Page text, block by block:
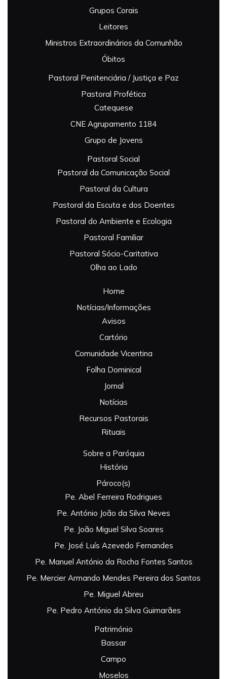
Grupos Corais
Leitores
Ministros Extraordinários da Comunhão
Óbitos
Pastoral Penitenciária / Justiça e Paz
Pastoral Profética
Catequese
CNE Agrupamento 1184
Grupo de Jovens
Pastoral Social
Pastoral da Comunicação Social
Pastoral da Cultura
Pastoral da Escuta e dos Doentes
Pastoral do Ambiente e Ecologia
Pastoral Familiar
Pastoral Sócio-Caritativa
Olha ao Lado
Home
Notícias/Informações
Avisos
Cartório
Comunidade Vicentina
Folha Dominical
Jornal
Notícias
Recursos Pastorais
Rituais
Sobre a Paróquia
História
Pároco(s)
Pe. Abel Ferreira Rodrigues
Pe. António João da Silva Neves
Pe. João Miguel Silva Soares
Pe. José Luís Azevedo Fernandes
Pe. Manuel António da Rocha Fontes Santos
Pe. Mercier Armando Mendes Pereira dos Santos
Pe. Miguel Abreu
Pe. Pedro António da Silva Guimarães
Património
Bassar
Campo
Moselos